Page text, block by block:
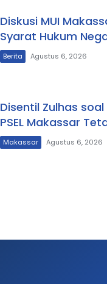
Diskusi MUI
Syarat Hukum
Berita Agustus 6, 2026
Disentil Zulhas
PSEL Makassar
Makassar Agustus 6, 2026